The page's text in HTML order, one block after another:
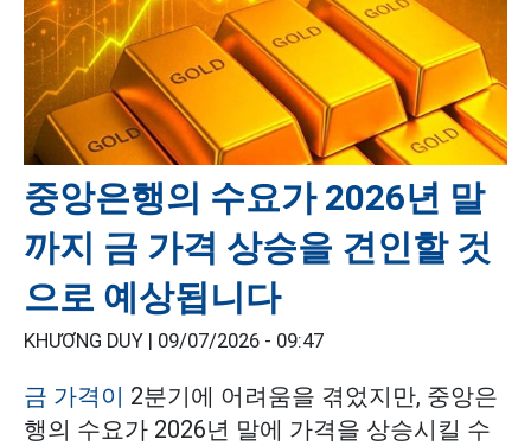
중앙은행의 수요가 2026년 말
까지 금 가격 상승을 견인할 것
으로 예상됩니다
KHƯƠNG DUY | 09/07/2026 - 09:47
금 가격이 2분기에 어려움을 겪었지만, 중앙은
행의 수요가 2026년 말에 가격을 상승시킬 수